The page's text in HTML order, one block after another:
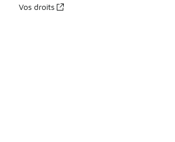
Vos droits